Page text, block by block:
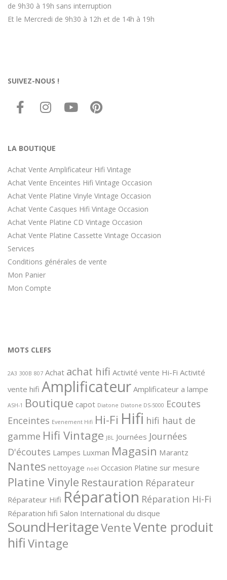
de 9h30 à 19h sans interruption
Et le Mercredi de 9h30 à 12h et de 14h à 19h
SUIVEZ-NOUS !
LA BOUTIQUE
Achat Vente Amplificateur Hifi Vintage
Achat Vente Enceintes Hifi Vintage Occasion
Achat Vente Platine Vinyle Vintage Occasion
Achat Vente Casques Hifi Vintage Occasion
Achat Vente Platine CD Vintage Occasion
Achat Vente Platine Cassette Vintage Occasion
Services
Conditions générales de vente
Mon Panier
Mon Compte
MOTS CLEFS
2A3 300B 807 Achat achat hifi Activité vente Hi-Fi Activité
vente hifi Amplificateur Amplificateur a lampe
ASH-1 Boutique capot Diatone Diatone DS-5000 Ecoutes
Enceintes Evenement Hifi Hi-Fi Hifi hifi haut de
gamme Hifi Vintage JBL Journées Journées
D'écoutes Lampes Luxman Magasin Marantz
Nantes nettoyage noël Occasion Platine sur mesure
Platine Vinyle Restauration Réparateur
Réparateur Hifi Réparation Réparation Hi-Fi
Réparation hifi Salon International du disque
SoundHeritageVenteVente produit
hifi Vintage